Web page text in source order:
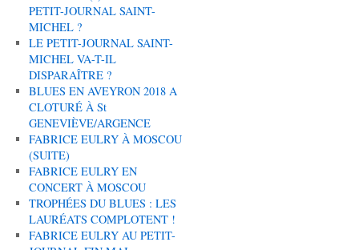
PETIT-JOURNAL SAINT-
MICHEL ?
LE PETIT-JOURNAL SAINT-
MICHEL VA-T-IL
DISPARAÎTRE ?
BLUES EN AVEYRON 2018 A
CLOTURÉ À St
GENEVIÈVE/ARGENCE
FABRICE EULRY À MOSCOU
(SUITE)
FABRICE EULRY EN
CONCERT À MOSCOU
TROPHÉES DU BLUES : LES
LAURÉATS COMPLOTENT !
FABRICE EULRY AU PETIT-